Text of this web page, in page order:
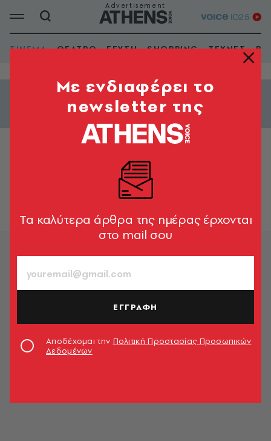
ΣΙΝΕΜΑ ΘΕΑΤΡΟ ΓΕΥΣΗ SHOPPING ΤΕΧΝΕΣ
Εμφάνιση φίλτρων
Mε ενδιαφέρει το
newsletter της
Tα καλύτερα άρθρα της ημέρας έρχονται
στο mail σου
ΕΓΓΡΑΦΗ
Αποδέχομαι την Πολιτική Προστασίας Προσωπικών
Δεδομένων